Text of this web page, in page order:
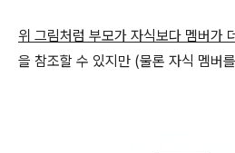
위 그림처럼 부모가 자식보다 멤버가
을 참조할 수 있지만 (물론 자식 멤버